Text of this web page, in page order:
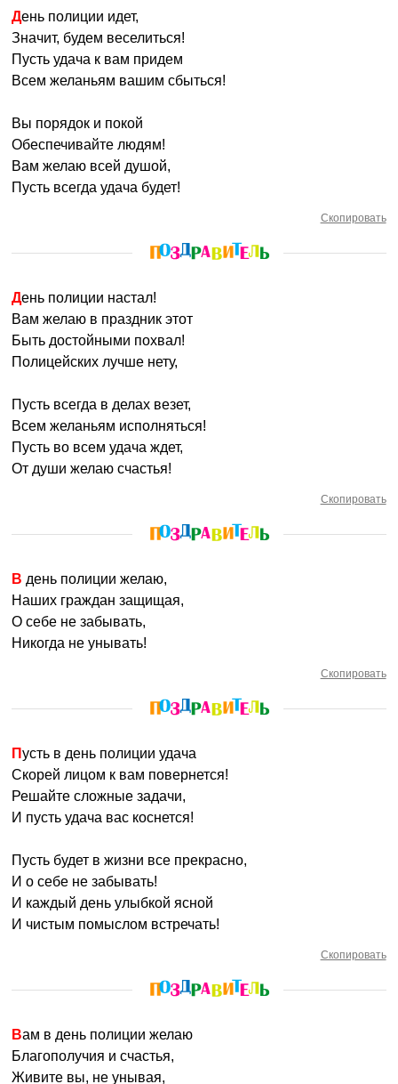
День полиции идет,
Значит, будем веселиться!
Пусть удача к вам придем
Всем желаньям вашим сбыться!
Вы порядок и покой
Обеспечивайте людям!
Вам желаю всей душой,
Пусть всегда удача будет!
Скопировать
День полиции настал!
Вам желаю в праздник этот
Быть достойными похвал!
Полицейских лучше нету,
Пусть всегда в делах везет,
Всем желаньям исполняться!
Пусть во всем удача ждет,
От души желаю счастья!
Скопировать
В день полиции желаю,
Наших граждан защищая,
О себе не забывать,
Никогда не унывать!
Скопировать
Пусть в день полиции удача
Скорей лицом к вам повернется!
Решайте сложные задачи,
И пусть удача вас коснется!
Пусть будет в жизни все прекрасно,
И о себе не забывать!
И каждый день улыбкой ясной
И чистым помыслом встречать!
Скопировать
Вам в день полиции желаю
Благополучия и счастья,
Живите вы, не унывая,